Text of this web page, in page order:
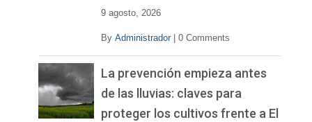
9 agosto, 2026
By Administrador 0 Comments
La prevención empieza antes
de las lluvias: claves para
proteger los cultivos frente a El